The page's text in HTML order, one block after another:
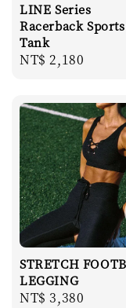
LINE Series
Racerback Sports
Tank
Regular
NT$ 2,180
STRETCH
LEGGING
Regular
NT$ 3,380